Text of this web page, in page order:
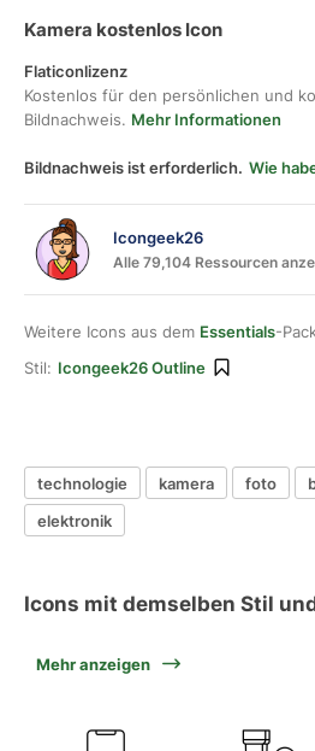
Kamera kostenlos Icon
Flaticonlizenz
Kostenlos für den persönlichen und
Bildnachweis. Mehr Informationen
Bildnachweis ist erforderlich. Wie
Icongeek26
Alle 79,104 Ressourcen
Weitere Icons aus dem Essentials-Pack
Stil: Icongeek26 Outline
technologie kamera foto
elektronik
Icons mit demselben Stil
Mehr anzeigen